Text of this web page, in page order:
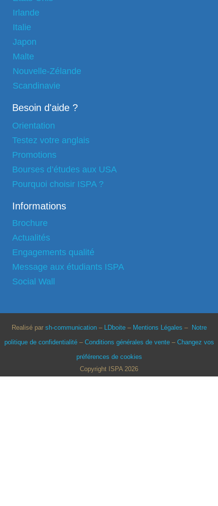
Irlande
Italie
Japon
Malte
Nouvelle-Zélande
Scandinavie
Besoin d'aide ?
Orientation
Testez votre anglais
Promotions
Bourses d’études aux USA
Pourquoi choisir ISPA ?
Informations
Brochure
Actualités
Engagements qualité
Message aux étudiants ISPA
Social Wall
Realisé par sh-communication– LDboite– Mentions Légales –
Notre
politique de confidentialité– Conditions générales de vente– Changez vos
préférences de cookies
Copyright ISPA 2026